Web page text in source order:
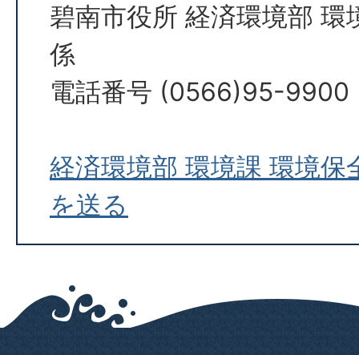
碧南市役所 経済環境部 環
係
電話番号 (0566)95-9900
経済環境部 環境課 環境保
を送る